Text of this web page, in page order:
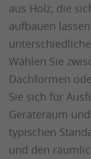
aus Holz, die
aufbauen
Wählen Sie
Dachformen
Sie sich für
Geräteraum
typischen
und den